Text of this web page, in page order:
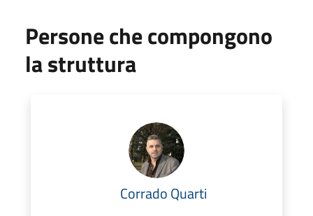
Persone che compongono
la struttura
Corrado Quarti